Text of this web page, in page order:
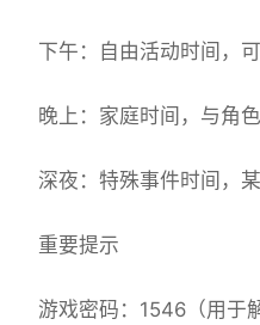
下午：自由活动时间，
晚上：家庭时间，与角
深夜：特殊事件时间，
重要提示
游戏密码：1546（用于